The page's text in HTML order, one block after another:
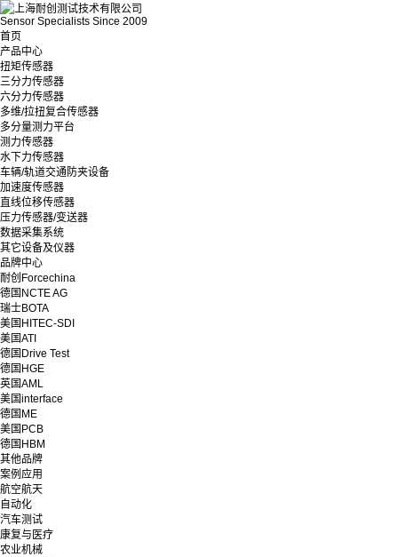
Sensor Specialists Since 2009
首页
产品中心
扭矩传感器
三分力传感器
六分力传感器
多维/拉扭复合传感器
多分量测力平台
测力传感器
水下力传感器
车辆/轨道交通防夹设备
加速度传感器
直线位移传感器
压力传感器/变送器
数据采集系统
其它设备及仪器
品牌中心
耐创Forcechina
德国NCTE AG
瑞士BOTA
美国HITEC-SDI
美国ATI
德国Drive Test
德国HGE
英国AML
美国interface
德国ME
美国PCB
德国HBM
其他品牌
案例应用
航空航天
自动化
汽车测试
康复与医疗
农业机械